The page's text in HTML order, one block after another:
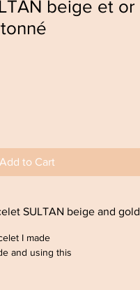
beige et or
Add to Cart
SULTAN beige and gold
I made
and using this